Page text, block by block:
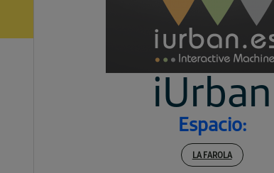
iUrban
Espacio:
LA FAROLA